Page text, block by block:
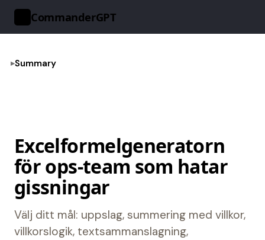
Summary
Excelformelgeneratorn
för ops-team som hatar
gissningar
Välj ditt mål: uppslag, summering med villkor,
villkorslogik, textsammanslagning,
CommanderGPT